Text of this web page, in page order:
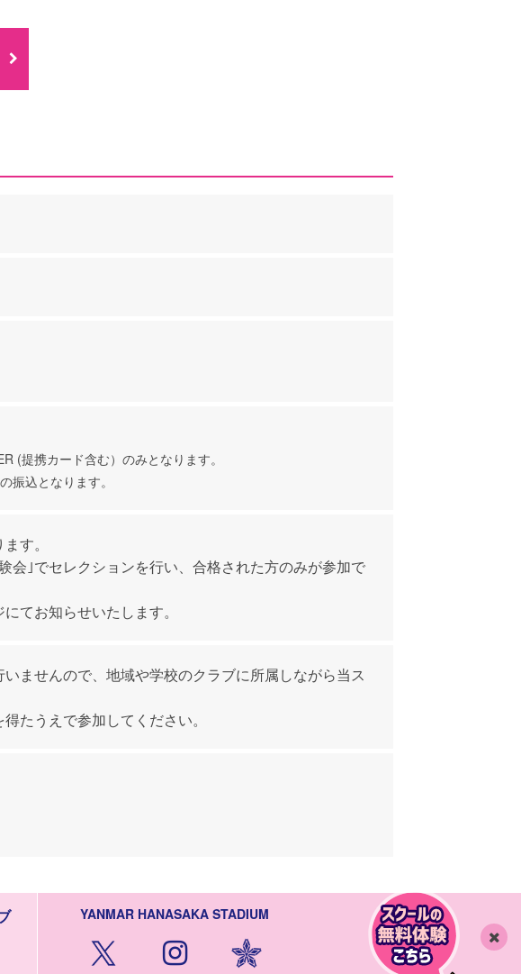
(提携カード含む）のみとなります。
振込となります。
す。
会｣でセレクションを行い、合格された方のみが参加で
てお知らせいたします。
ませんので、地域や学校のクラブに所属しながら当ス
たうえで参加してください。
YANMAR HANASAKA STADIUM